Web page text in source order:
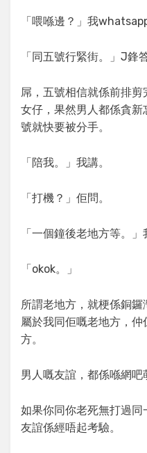
「喂喺邊？」我
「同五號行緊街。」J鋒答
屌，五號相信就係前排
女仔，果然男人都係貪
號就快要被分手。
「陪我。」我講。
「打機？」佢問。
「一個鐘後老地方等。」
「okok。」
所謂老地方，就梗係銅
屬於我同佢嘅老地方，
方。
男人嘅友誼，都係喺網吧
如果你同你老死無打過
友誼係經唔起考驗。